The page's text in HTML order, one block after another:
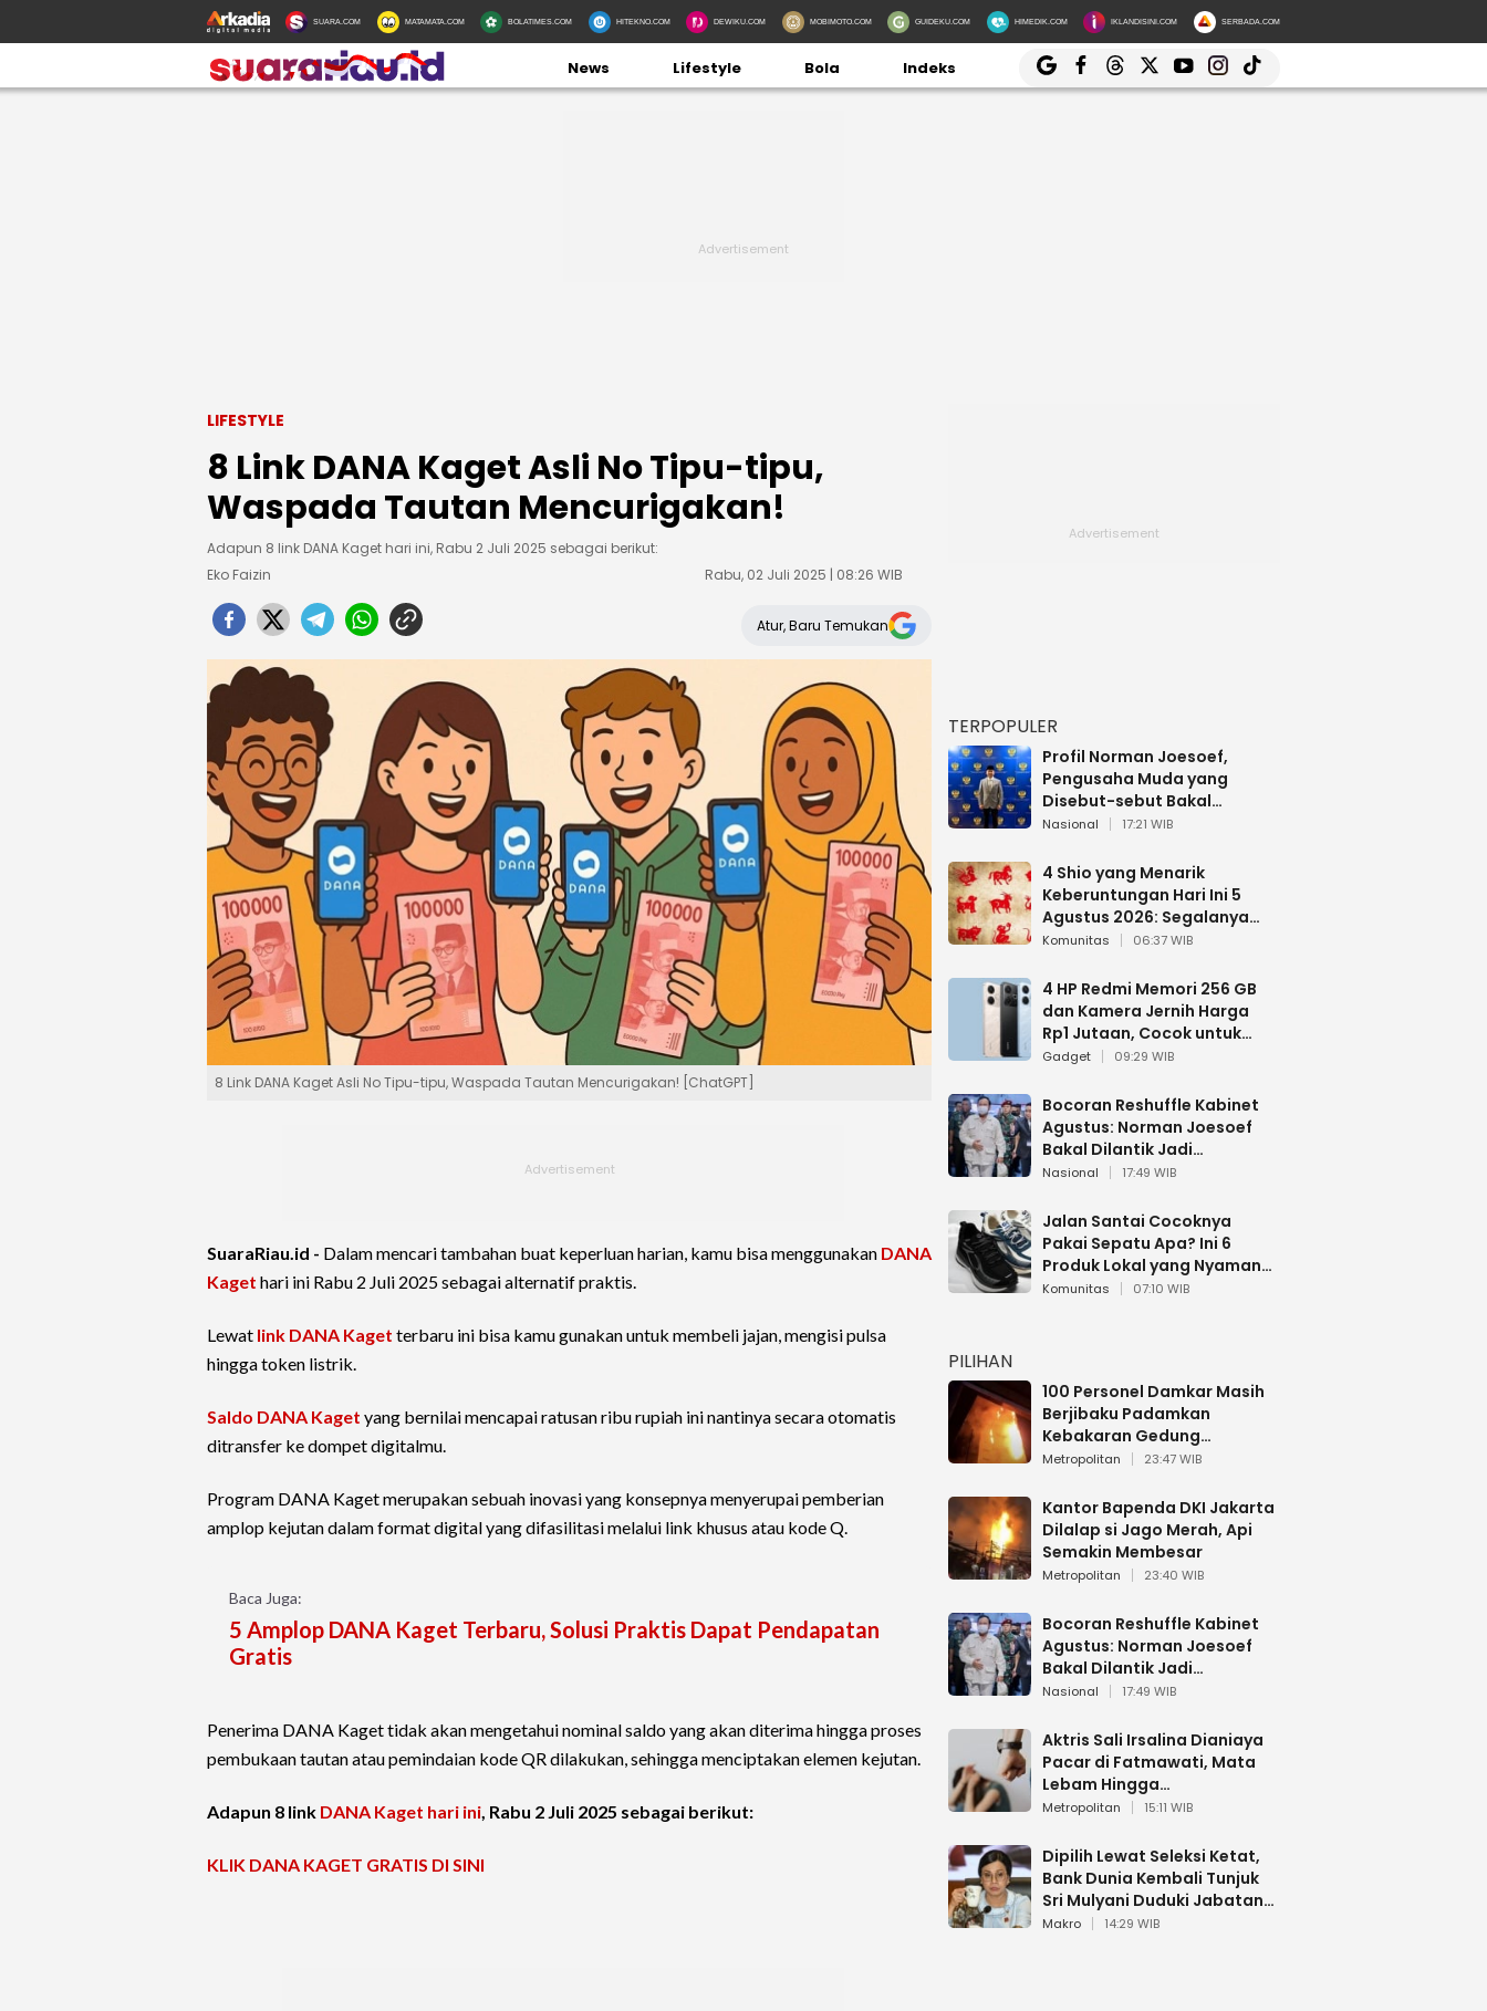
SUARA.COM MATAMATA.COM BOLATIMES.COM HITEKNO.COM DEWIKU.COM MOBIMOTO.COM GUIDEKU.COM HIMEDIK.COM IKLANDISINI.COM SERBADA.COM
News Lifestyle Bola Indeks
LIFESTYLE
8 Link DANA Kaget Asli No Tipu-tipu,
Waspada Tautan Mencurigakan!
Adapun 8 link DANA Kaget hari ini, Rabu 2 Juli 2025 sebagai berikut:
Eko Faizin
Rabu, 02 Juli 2025 | 08:26 WIB
Atur, Baru Temukan
8 Link DANA Kaget Asli No Tipu-tipu, Waspada Tautan Mencurigakan! [ChatGPT]
SuaraRiau.id - Dalam mencari tambahan buat keperluan harian, kamu bisa menggunakan DANA
Kaget hari ini Rabu 2 Juli 2025 sebagai alternatif praktis.
Lewat link DANA Kaget terbaru ini bisa kamu gunakan untuk membeli jajan, mengisi pulsa
hingga token listrik.
Saldo DANA Kaget yang bernilai mencapai ratusan ribu rupiah ini nantinya secara otomatis
ditransfer ke dompet digitalmu.
Program DANA Kaget merupakan sebuah inovasi yang konsepnya menyerupai pemberian
amplop kejutan dalam format digital yang difasilitasi melalui link khusus atau kode Q.
Baca Juga:
5 Amplop DANA Kaget Terbaru, Solusi Praktis Dapat Pendapatan
Gratis
Penerima DANA Kaget tidak akan mengetahui nominal saldo yang akan diterima hingga proses
pembukaan tautan atau pemindaian kode QR dilakukan, sehingga menciptakan elemen kejutan.
Adapun 8 link DANA Kaget hari ini, Rabu 2 Juli 2025 sebagai berikut:
KLIK DANA KAGET GRATIS DI SINI
TERPOPULER
Profil Norman Joesoef,
Pengusaha Muda yang
Disebut-sebut Bakal
Dilantik Jadi Wamenhan RI
Nasional 17:21 WIB
4 Shio yang Menarik
Keberuntungan Hari Ini 5
Agustus 2026: Segalanya
Berjalan Lancar
Komunitas 06:37 WIB
4 HP Redmi Memori 256 GB
dan Kamera Jernih Harga
Rp1 Jutaan, Cocok untuk
Multitasking
Gadget 09:29 WIB
Bocoran Reshuffle Kabinet
Agustus: Norman Joesoef
Bakal Dilantik Jadi
Wamenhan RI
Nasional 17:49 WIB
Jalan Santai Cocoknya
Pakai Sepatu Apa? Ini 6
Produk Lokal yang Nyaman
Buat 17 Agustusan
Komunitas 07:10 WIB
PILIHAN
100 Personel Damkar Masih
Berjibaku Padamkan
Kebakaran Gedung
Bapenda DKI
Metropolitan 23:47 WIB
Kantor Bapenda DKI Jakarta
Dilalap si Jago Merah, Api
Semakin Membesar
Metropolitan 23:40 WIB
Bocoran Reshuffle Kabinet
Agustus: Norman Joesoef
Bakal Dilantik Jadi
Wamenhan RI
Nasional 17:49 WIB
Aktris Sali Irsalina Dianiaya
Pacar di Fatmawati, Mata
Lebam Hingga
Diselamatkan Polantas
Metropolitan 15:11 WIB
Dipilih Lewat Seleksi Ketat,
Bank Dunia Kembali Tunjuk
Sri Mulyani Duduki Jabatan
Strategis
Makro 14:29 WIB